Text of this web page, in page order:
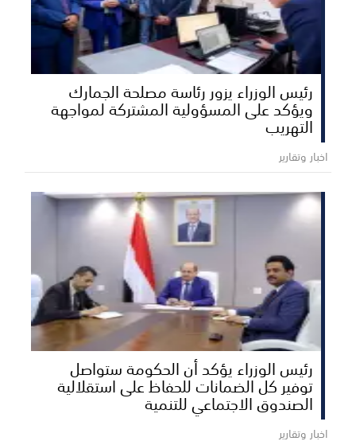
رئيس الوزراء يزور رئاسة مصلحة الجمارك
ويؤكد على المسؤولية المشتركة لمواجهة
التهريب
اخبار وتقارير
رئيس الوزراء يؤكد أن الحكومة ستواصل
توفير كل الضمانات للحفاظ على استقلالية
الصندوق الاجتماعي للتنمية
اخبار وتقارير